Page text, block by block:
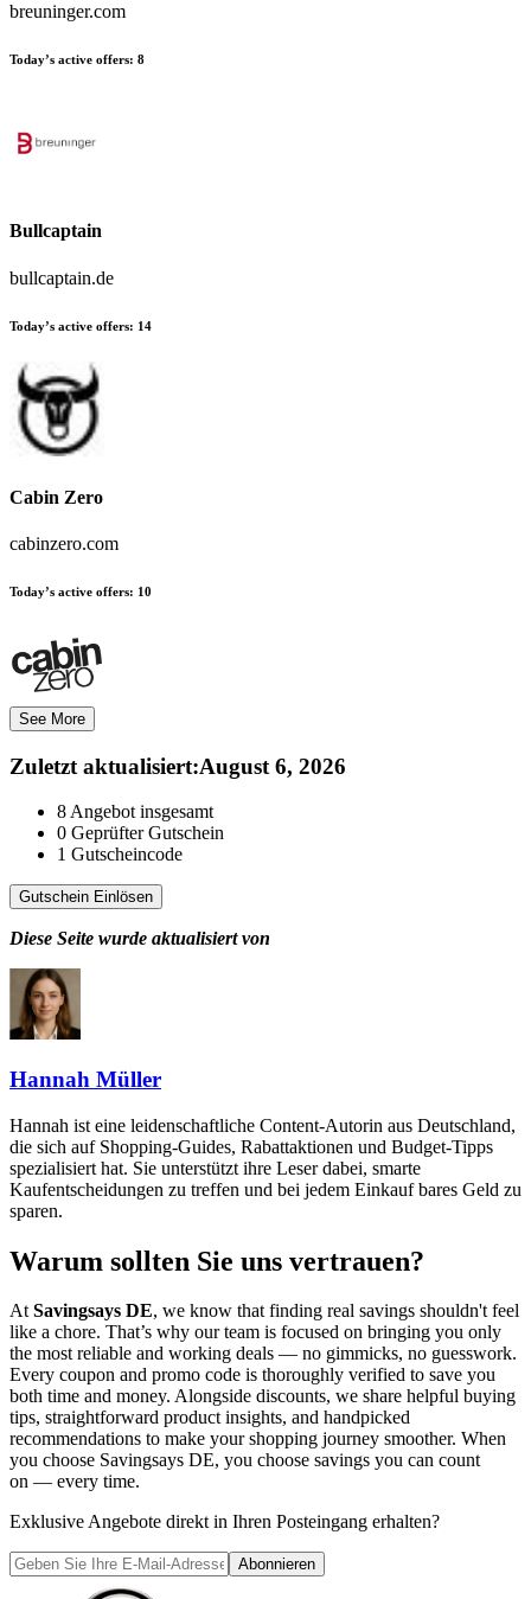
breuninger.com
Today’s active offers: 8
Bullcaptain
bullcaptain.de
Today’s active offers: 14
Cabin Zero
cabinzero.com
Today’s active offers: 10
See More
Zuletzt aktualisiert:August 6, 2026
8 Angebot insgesamt
0 Geprüfter Gutschein
1 Gutscheincode
Gutschein Einlösen
Diese Seite wurde aktualisiert von
Hannah Müller
Hannah ist eine leidenschaftliche Content-Autorin aus Deutschland,
die sich auf Shopping-Guides, Rabattaktionen und Budget-Tipps
spezialisiert hat. Sie unterstützt ihre Leser dabei, smarte
Kaufentscheidungen zu treffen und bei jedem Einkauf bares Geld zu
sparen.
Warum sollten Sie uns vertrauen?
AtSavingsays DE, we know that finding real savings shouldn't feel
like a chore. That’s why our team is focused on bringing you only
the most reliable and working deals — no gimmicks, no guesswork.
Every coupon and promo code is thoroughly verified to save you
both time and money. Alongside discounts, we share helpful buying
tips, straightforward product insights, and handpicked
recommendations to make your shopping journey smoother. When
you choose Savingsays DE, you choose savings you can count
on — every time.
Exklusive Angebote direkt in Ihren Posteingang erhalten?
Abonnieren